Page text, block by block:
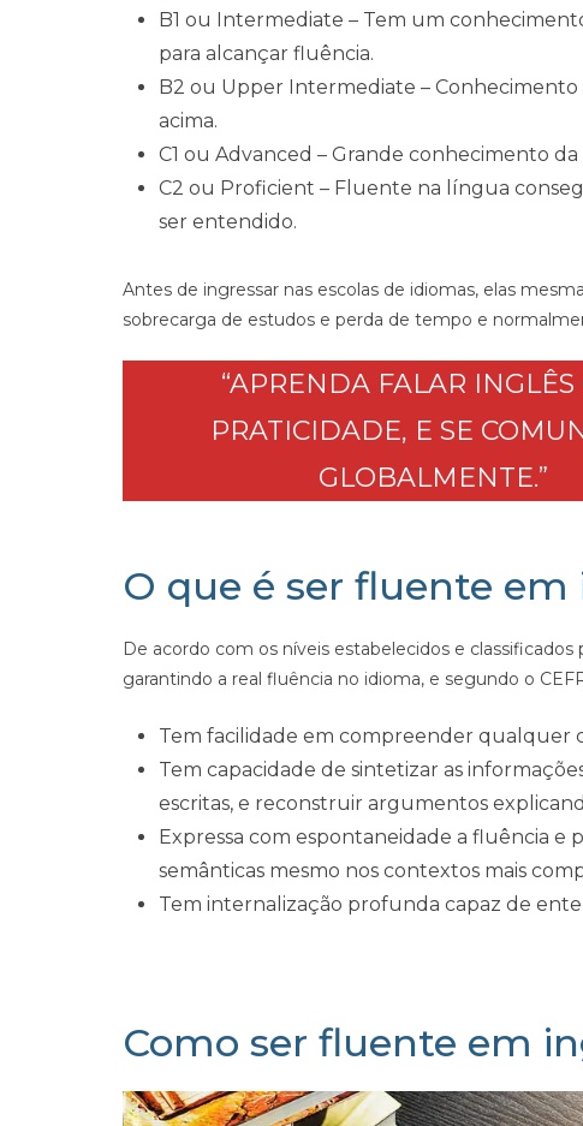
B1 ou Intermediate – Tem um
para alcançar fluência.
B2 ou Upper Intermediate –
acima.
C1 ou Advanced – Grande conhecimento
C2 ou Proficient – Fluente na língua
ser entendido.
Antes de ingressar nas escolas de idiomas, elas
sobrecarga de estudos e perda de tempo e
“APRENDA FALAR INGLÊS
PRATICIDADE, E SE
GLOBALMENTE.”
O que é ser fluente em
De acordo com os níveis estabelecidos e
garantindo a real fluência no idioma, e segundo o
Tem facilidade em compreender qualquer
Tem capacidade de sintetizar as
escritas, e reconstruir argumentos
Expressa com espontaneidade a fluência e
semânticas mesmo nos contextos mais
Tem internalização profunda capaz de
Como ser fluente em